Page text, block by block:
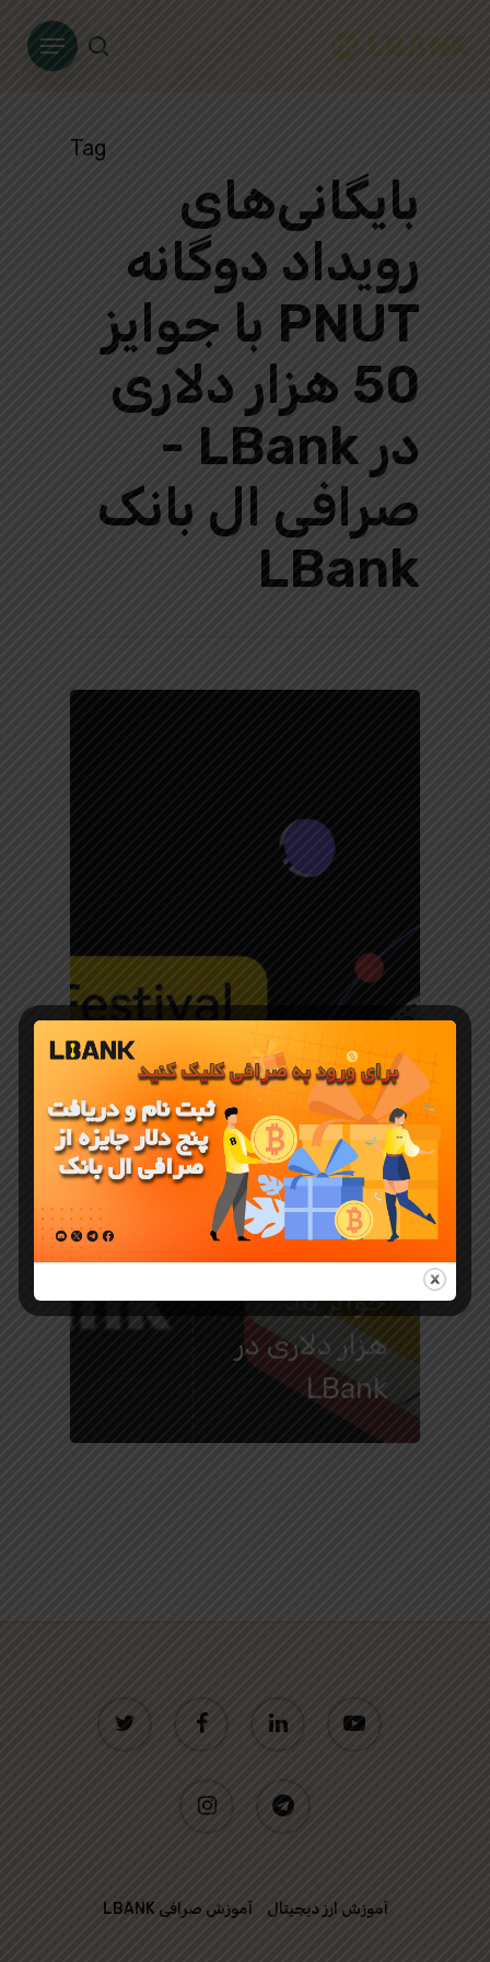
Menu
Tag
بایگانی‌های
رویداد دوگانه
PNUT با جوایز
50 هزار دلاری
در LBank -
صرافی ال بانک
LBank
جوایز و رویدادهای LBank
رویداد دوگانه
PNUT با
جوایز 50
هزار دلاری در
LBank
facebook linkedin
instagram telegram
آموزش ارز دیجیتال آموزش صرافی LBANK